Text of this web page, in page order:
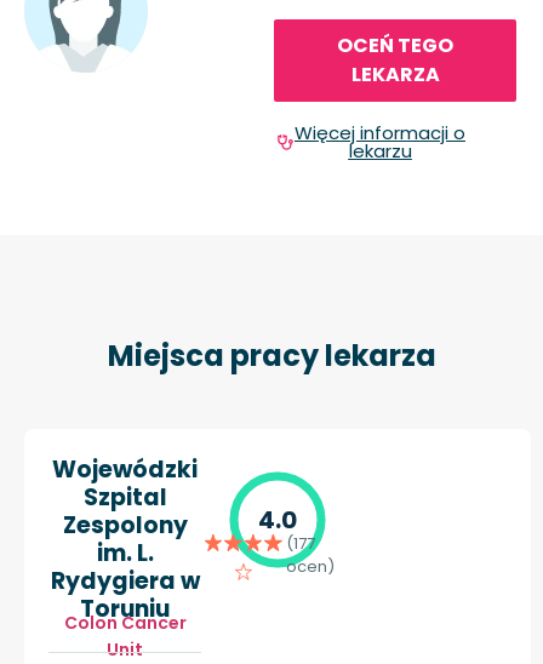
OCEŃ TEGO
LEKARZA
Więcej informacji o
lekarzu
Miejsca pracy lekarza
Wojewódzki
Szpital
Zespolony
im. L.
Rydygiera w
Toruniu
Colon Cancer
Unit
4.0
(177
ocen)